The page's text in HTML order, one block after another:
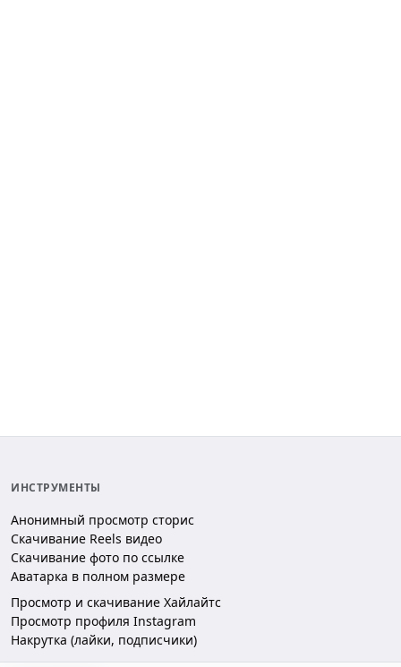
ИНСТРУМЕНТЫ
Анонимный просмотр сторис
Скачивание Reels видео
Скачивание фото по ссылке
Аватарка в полном размере
Просмотр и скачивание Хайлайтс
Просмотр профиля Instagram
Накрутка (лайки, подписчики)